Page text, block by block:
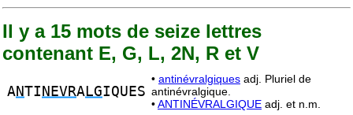
Il y a 15 mots de seize lettres
contenant E, G, L, 2N, R et V
ANTI NEVRALGIQUES
• antinévralgiques adj. Pluriel de
antinévralgique.
•ANTINÉVRALGIQUE adj. et n.m.